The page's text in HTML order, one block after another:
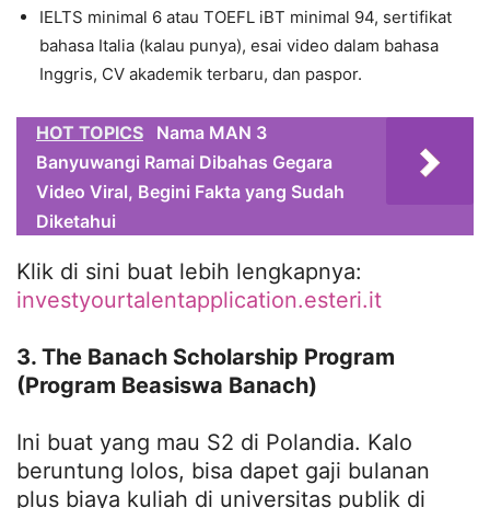
IELTS minimal 6 atau TOEFL iBT minimal 94, sertifikat
bahasa Italia (kalau punya), esai video dalam bahasa
Inggris, CV akademik terbaru, dan paspor.
HOT TOPICS
Nama MAN 3
Banyuwangi Ramai Dibahas Gegara
Video Viral, Begini Fakta yang Sudah
Diketahui
Klik di sini buat lebih lengkapnya:
investyourtalentapplication.esteri.it
3. The Banach Scholarship Program
(Program Beasiswa Banach)
Ini buat yang mau S2 di Polandia. Kalo
beruntung lolos, bisa dapet gaji bulanan
plus biaya kuliah di universitas publik di